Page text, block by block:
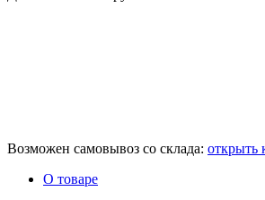
Возможен самовывоз со склада: открыть
О товаре